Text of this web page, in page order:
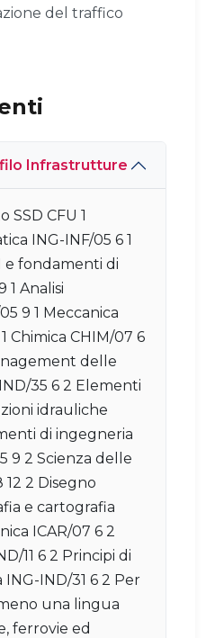
del traffico
Infrastrutture
CFU 1
ING-INF/05 6 1
e fondamenti di
1 Analisi
9 1 Meccanica
Chimica CHIM/07 6
delle
35 6 2 Elementi
idrauliche
di ingegneria
9 2 Scienza delle
2 Disegno
e cartografia
ICAR/07 6 2
11 6 2 Principi di
IND/31 6 2 Per
una lingua
ferrovie ed